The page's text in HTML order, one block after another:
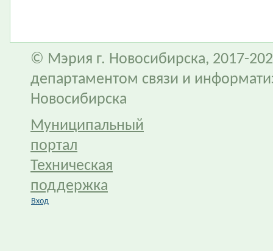
© Мэрия г. Новосибирска, 2017-
департаментом связи и
Новосибирска
Муниципальный
портал
Техническая
поддержка
Вход